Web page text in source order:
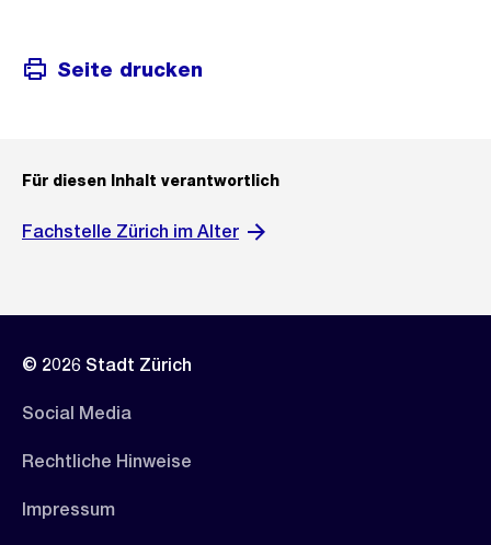
Seite drucken
Für diesen Inhalt verantwortlich
Fachstelle Zürich im Alter
© 2026 Stadt Zürich
Social Media
Rechtliche Hinweise
Impressum